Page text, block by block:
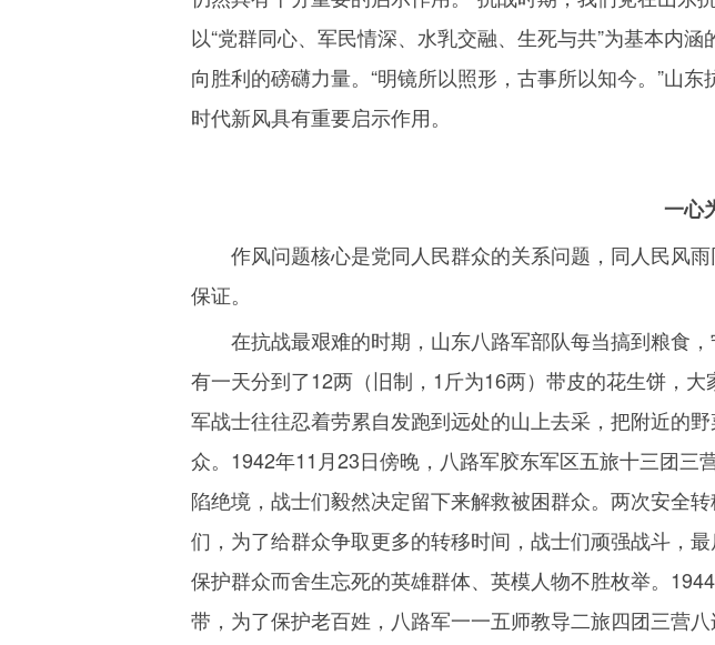
以“党群同心、军民情深、水乳交融、生死与共”为基本内
向胜利的磅礴力量。“明镜所以照形，古事所以知今。”山
时代新风具有重要启示作用。
一心
作风问题核心是党同人民群众的关系问题，同人民风
保证。
在抗战最艰难的时期，山东八路军部队每当搞到粮食
有一天分到了12两（旧制， 1 斤为16两）带皮的花生饼，
军战士往往忍着劳累自发跑到远处的山上去采，把附近的
众。 1942年11 月23日傍晚，八路军胶东军区五旅十三团三
陷绝境，战士们毅然决定留下来解救被困群众。两次安全
们，为了给群众争取更多的转移时间，战士们顽强战斗，
保护群众而舍生忘死的英雄群体、英模人物不胜枚举。 1944
带，为了保护老百姓，八路军一一五师教导二旅四团三营